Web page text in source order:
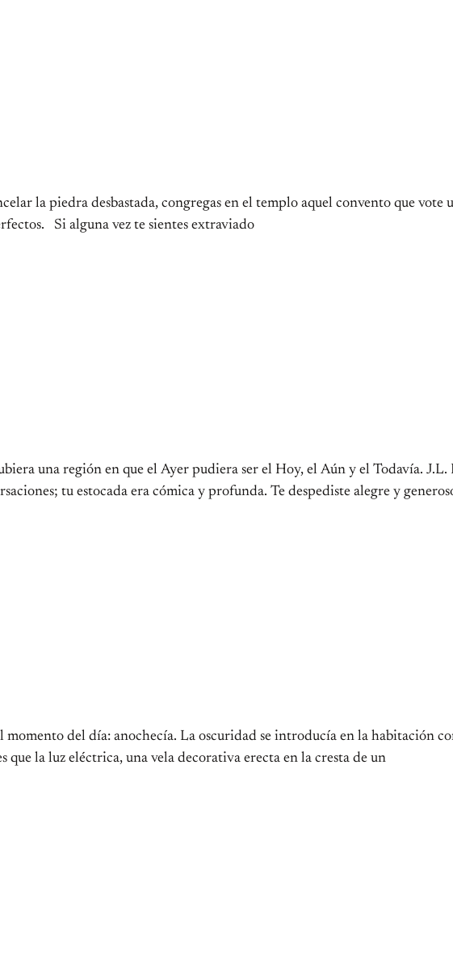
piedra desbastada, congregas en el templo aquel convento que vote
Si alguna vez te sientes extraviado
una región en que el Ayer pudiera ser el Hoy, el Aún y el Todavía. J.L.
tu estocada era cómica y profunda. Te despediste alegre y
del día: anochecía. La oscuridad se introducía en la habitación
que la luz eléctrica, una vela decorativa erecta en la cresta de un